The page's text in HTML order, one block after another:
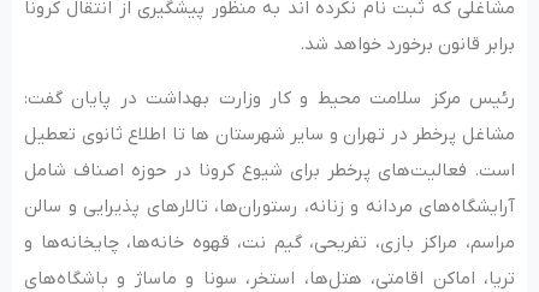
مشاغلی که ثبت نام نکرده اند به منظور پیشگیری از انتقال کرونا
برابر قانون برخورد خواهد شد.
رئیس مرکز سلامت محیط و کار وزارت بهداشت در پایان گفت:
مشاغل پرخطر در تهران و سایر شهرستان ها تا اطلاع ثانوی تعطیل
است. فعالیت‌های پرخطر برای شیوع کرونا در حوزه اصناف شامل
آرایشگاه‌های مردانه و زنانه، رستوران‌ها، تالارهای پذیرایی و سالن
مراسم، مراکز بازی، تفریحی، گیم نت، قهوه خانه‌ها، چایخانه‌ها و
تریا، اماکن اقامتی، هتل‌ها، استخر، سونا و ماساژ و باشگاه‌های